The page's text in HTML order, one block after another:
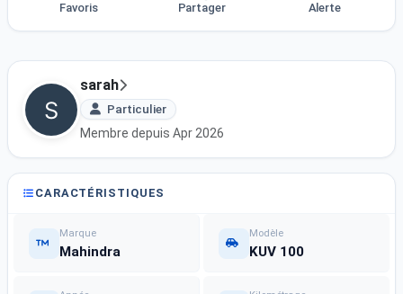
Favoris Partager Alerte
sarah
Particulier
Membre depuis Apr 2026
CARACTÉRISTIQUES
Marque
Mahindra
Modèle
KUV 100